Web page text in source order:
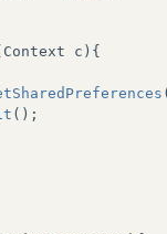
Context c ){
();